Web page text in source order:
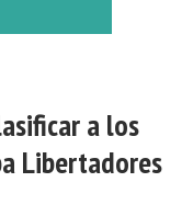
a los
Libertadores